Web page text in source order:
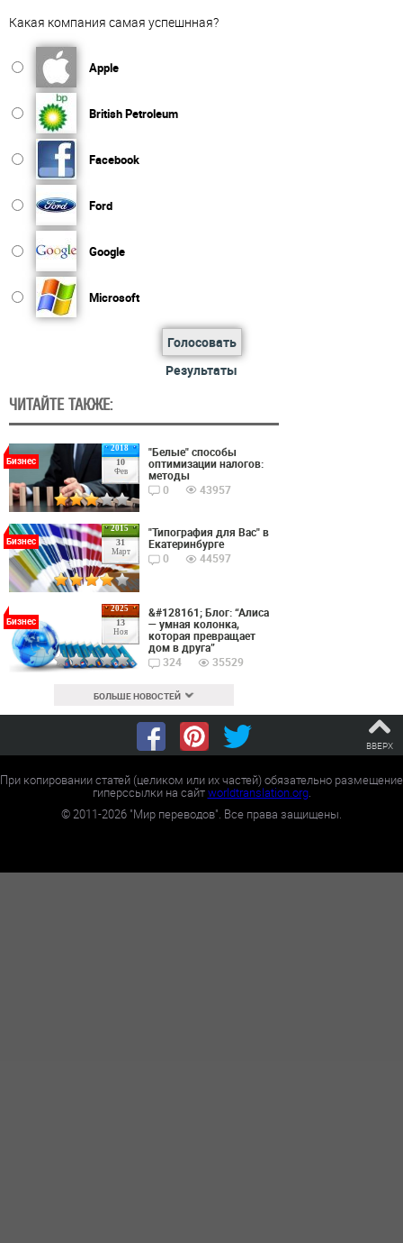
Какая компания самая успешнная?
Apple
British Petroleum
Facebook
Ford
Google
Microsoft
Голосовать
Результаты
ЧИТАЙТЕ ТАКЖЕ:
2018
10
Фев
Бизнес
"Белые" способы
оптимизации налогов:
методы
0
43957
2015
31
Март
Бизнес
"Типография для Вас" в
Екатеринбурге
0
44597
2025
13
Ноя
Бизнес
&#128161; Блог: “Алиса
— умная колонка,
которая превращает
дом в друга”
324
35529
БОЛЬШЕ НОВОСТЕЙ
ВВЕРХ
При копировании статей (целиком или их частей) обязательно размещение
гиперссылки на сайтworldtranslation.org.
©2011-2026 "Мир переводов". Все права защищены.